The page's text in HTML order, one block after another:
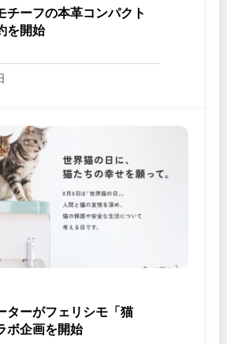
チーフの本革コンパクト
を開始
ターがフェリシモ「猫
ボ企画を開始